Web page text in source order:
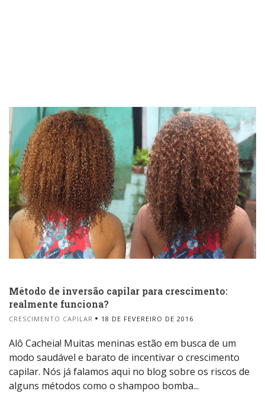
Método de inversão capilar para crescimento:
realmente funciona?
CRESCIMENTO CAPILAR 18 DE FEVEREIRO DE 2016
Alô Cacheia! Muitas meninas estão em busca de um
modo saudável e barato de incentivar o crescimento
capilar. Nós já falamos aqui no blog sobre os riscos de
alguns métodos como o shampoo bomba...